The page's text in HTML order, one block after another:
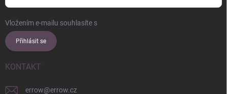
Vložením e-mailu souhlasíte s
Přihlásit se
KONTAKT
errow@errow.cz